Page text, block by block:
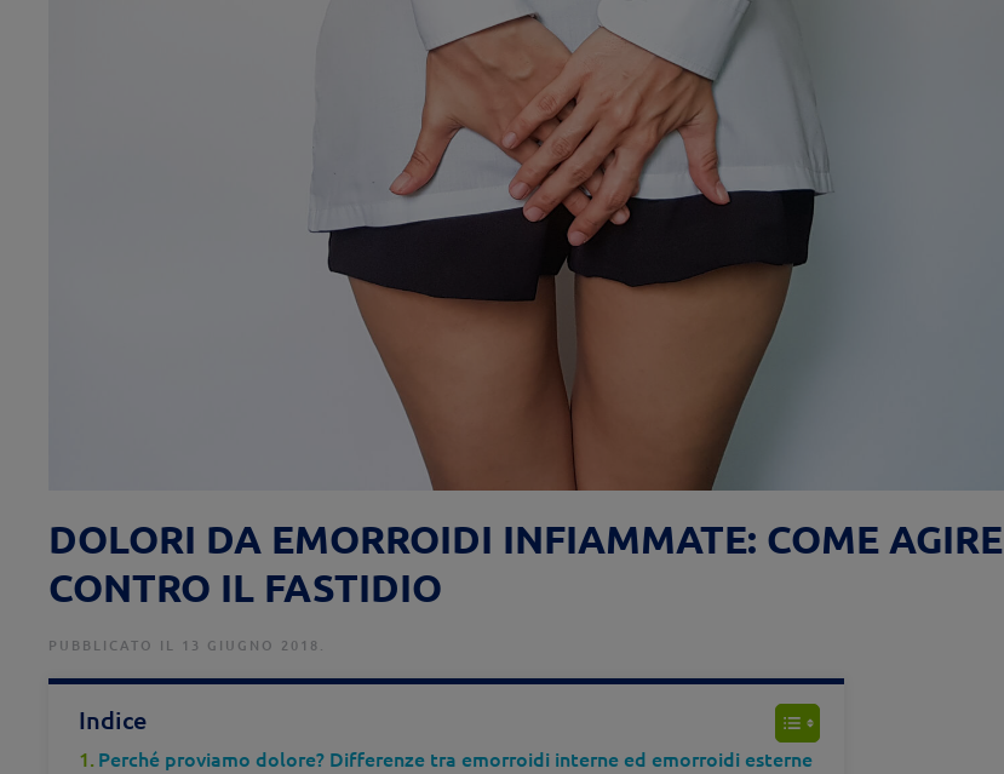
DOLORI DA EMORROIDI INFIAMMATE: COME AGIRE
CONTRO IL FASTIDIO
PUBBLICATO IL 13 GIUGNO 2018.
Indice
Perché proviamo dolore? Differenze tra emorroidi interne ed emorroidi esterne